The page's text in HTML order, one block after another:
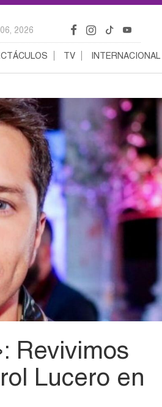
2026
TV INTERNACIONAL
Revivimos
Lucero en